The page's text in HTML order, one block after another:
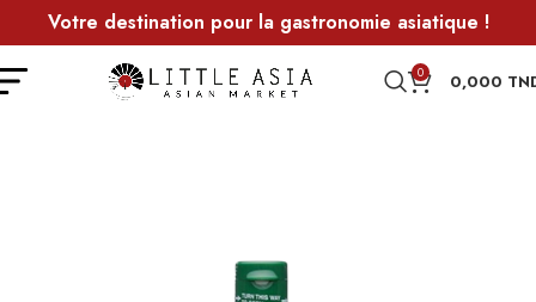
Votre destination pour la gastronomie asiatique !
0 0,000